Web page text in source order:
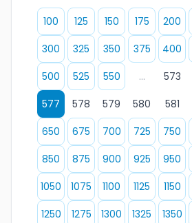
100
125 150 175 200
300
325 350 375 400
500
525 550 ... 573
577
578 579 580 581
650
675 700 725 750
850
875 900 925 950
1050
1075 1100 1125 1150
1250
1275 1300 1325 1350